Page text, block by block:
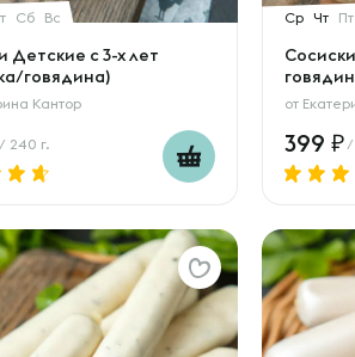
Сб Вс
Детские с 3-х лет
говядина)
Кантор
/ 240 г.
Ср Чт Пт
от
399 /